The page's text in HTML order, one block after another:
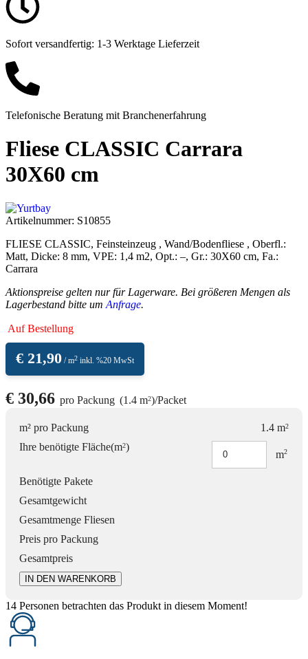
Sofort versandfertig: 1-3 Werktage Lieferzeit
Telefonische Beratung mit Branchenerfahrung
Fliese CLASSIC Carrara
30X60 cm
Artikelnummer: S10855
FLIESE CLASSIC, Feinsteinzeug , Wand/Bodenfliese , Oberfl.:
Matt, Dicke: 8 mm, VPE: 1,4 m2, Opt.: –, Gr.: 30X60 cm, Fa.:
Carrara
Aktionspreise gelten nur für Lagerware. Bei größeren Mengen als
Lagerbestand bitte um Anfrage.
Auf Bestellung
€ 21,90 / m2 inkl. %20 MwSt
€ 30,66 pro Packung (1.4 m2)/Packet
m² pro Packung 1.4 m2
Ihre benötigte Fläche(m2)
m2
Benötigte Pakete
Gesamtgewicht
Gesamtmenge Fliesen
Preis pro Packung
Gesamtpreis
IN DEN WARENKORB
14 Personen betrachten das Produkt in diesem Moment!